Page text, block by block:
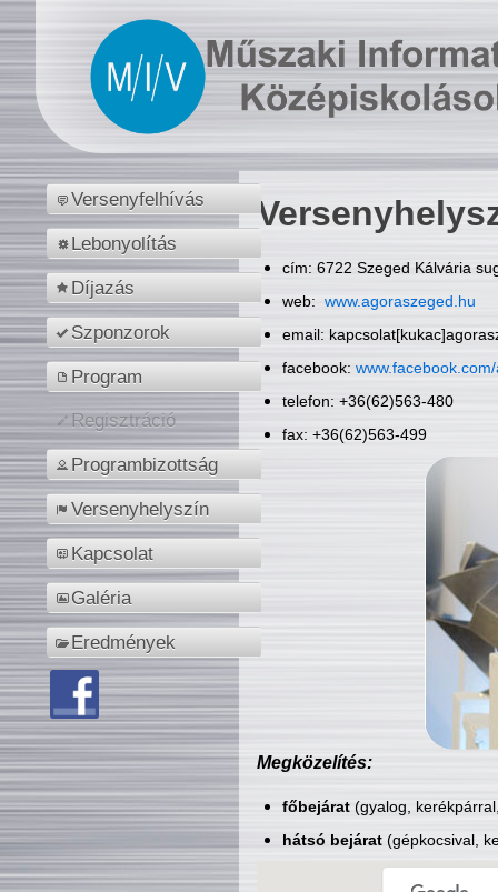
Versenyfelhívás
Lebonyolítás
Díjazás
Szponzorok
Program
Regisztráció
Programbizottság
Versenyhelyszín
Kapcsolat
Galéria
Eredmények
cím: 6722 Szeged Kálvária
web: www.agoraszeged.hu
email:
facebook:
telefon: +36(62)563-480
fax: +36(62)563-499
Megközelítés:
főbejárat(gyalog,
hátsó bejárat(gépkocsival,